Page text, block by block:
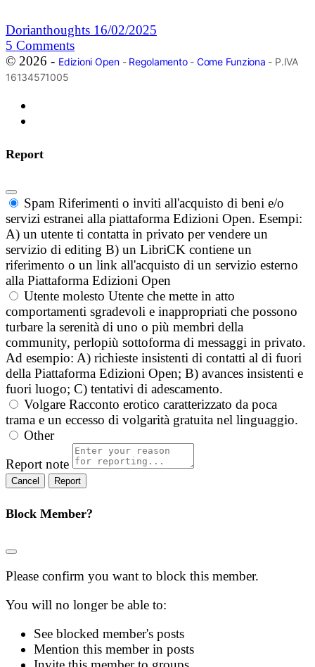
Dorianthoughts 16/02/2025
5 Comments
© 2026 - Edizioni Open- Regolamento- Come Funziona - P.IVA
16134571005
Report
Spam Riferimenti o inviti all'acquisto di beni e/o
servizi estranei alla piattaforma Edizioni Open. Esempi:
A) un utente ti contatta in privato per vendere un
servizio di editing B) un LibriCK contiene un
riferimento o un link all'acquisto di un servizio esterno
alla Piattaforma Edizioni Open
Utente molesto Utente che mette in atto
comportamenti sgradevoli e inappropriati che possono
turbare la serenità di uno o più membri della
community, perlopiù sottoforma di messaggi in privato.
Ad esempio: A) richieste insistenti di contatti al di fuori
della Piattaforma Edizioni Open; B) avances insistenti e
fuori luogo; C) tentativi di adescamento.
Volgare Racconto erotico caratterizzato da poca
trama e un eccesso di volgarità gratuita nel linguaggio.
Other
Report note
Report
Block Member?
Please confirm you want to block this member.
You will no longer be able to:
See blocked member's posts
Mention this member in posts